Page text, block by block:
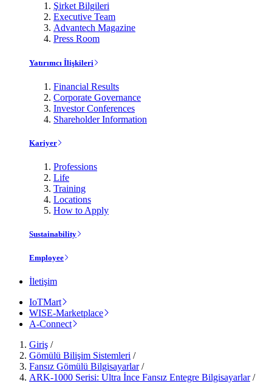
Şirket Bilgileri
Executive Team
Advantech Magazine
Press Room
Yatırımcı İlişkileri
Financial Results
Corporate Governance
Investor Conferences
Shareholder Information
Kariyer
Professions
Life
Training
Locations
How to Apply
Sustainability
Employee
İletişim
IoTMart
WISE-Marketplace
A-Connect
Giriş /
Gömülü Bilişim Sistemleri /
Fansız Gömülü Bilgisayarlar/
ARK-1000 Serisi: Ultra İnce Fansız Entegre Bilgisayarlar/